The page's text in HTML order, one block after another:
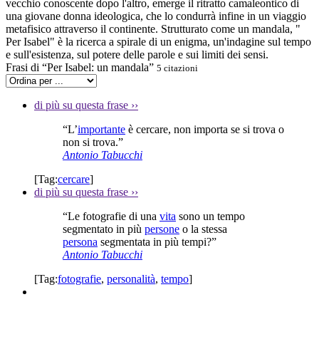
vecchio conoscente dopo l'altro, emerge il ritratto camaleontico di
una giovane donna ideologica, che lo condurrà infine in un viaggio
metafisico attraverso il continente. Strutturato come un mandala, "
Per Isabel" è la ricerca a spirale di un enigma, un'indagine sul tempo
e sull'esistenza, sul potere delle parole e sui limiti dei sensi.
Frasi di “Per Isabel: un mandala” 5 citazioni
di più su questa frase ››
“L’importante è cercare, non importa se si trova o
non si trova.”
Antonio Tabucchi
[Tag:cercare]
di più su questa frase ››
“Le fotografie di una vita sono un tempo
segmentato in più persone o la stessa
persona segmentata in più tempi?”
Antonio Tabucchi
[Tag:fotografie, personalità, tempo]